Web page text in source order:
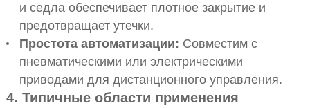
и седла обеспечивает плотное закрытие и
предотвращает утечки.
Простота автоматизации: Совместим с
пневматическими или электрическими
приводами для дистанционного управления.
4. Типичные области применения